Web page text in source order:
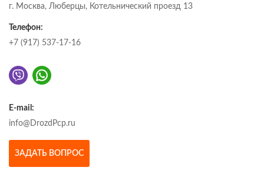
г. Москва, Люберцы, Котельнический проезд 13
Телефон:
+7 (917) 537-17-16
E-mail:
info@DrozdPcp.ru
ЗАДАТЬ ВОПРОС